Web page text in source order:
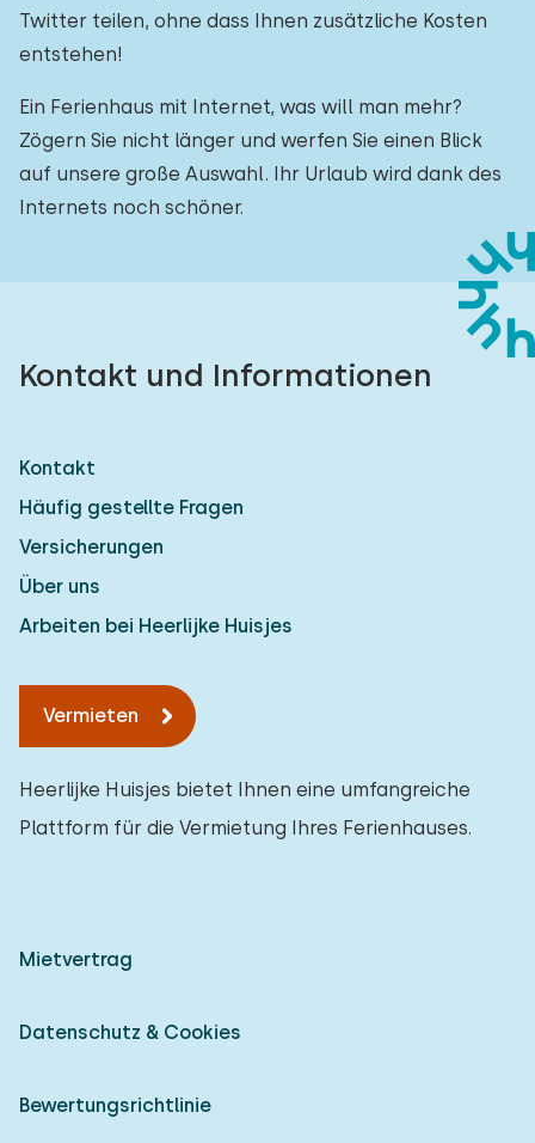
Twitter teilen, ohne dass Ihnen zusätzliche Kosten
entstehen!
Ein Ferienhaus mit Internet, was will man mehr?
Zögern Sie nicht länger und werfen Sie einen Blick
auf unsere große Auswahl. Ihr Urlaub wird dank des
Internets noch schöner.
Kontakt und Informationen
Kontakt
Häufig gestellte Fragen
Versicherungen
Über uns
Arbeiten bei Heerlijke Huisjes
Vermieten
Heerlijke Huisjes bietet Ihnen eine umfangreiche
Plattform für die Vermietung Ihres Ferienhauses.
Mietvertrag
Datenschutz & Cookies
Bewertungsrichtlinie